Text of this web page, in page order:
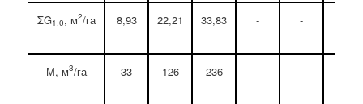
ΣG1.0, м2/га 8,93 22,21 33,83 - -
М, м3/га 33 126 236 - -